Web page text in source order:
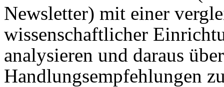
Newsletter) mit einer
wissenschaftlicher
analysieren und daraus
Handlungsempfehlungen